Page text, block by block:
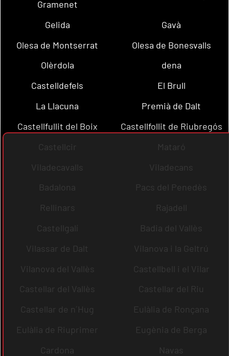
Gramenet
Gelida
Gavà
Olesa de Montserrat
Olesa de Bonesvalls
Olèrdola
dena
Castelldefels
El Brull
La Llacuna
Premià de Dalt
Castellfullit del Boix
Castellfollit de Riubregós
Castellcir
Mataró
Viladecavalls
Viladecans
Badalona
Pacs del Penedès
Rellinars
Rajadell
Castellgalí
Badia del Vallès
Vilassar de Dalt
Vilanova i la Geltrú
Vilanova del Vallès
Castellbell i el Vilar
Castellar del Vallès
Castellar del Riu
Castellar de n´Hug
Eulàlia de Ronçana
Eulàlia de Riuprimer
Eugènia de Berga
Cardona
Navas